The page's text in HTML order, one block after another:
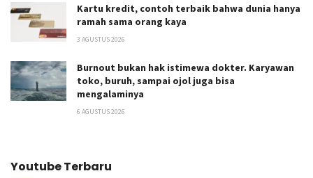
Kartu kredit, contoh terbaik bahwa dunia hanya
ramah sama orang kaya
3 AGUSTUS 2026
Burnout bukan hak istimewa dokter. Karyawan
toko, buruh, sampai ojol juga bisa
mengalaminya
6 AGUSTUS 2026
Youtube Terbaru